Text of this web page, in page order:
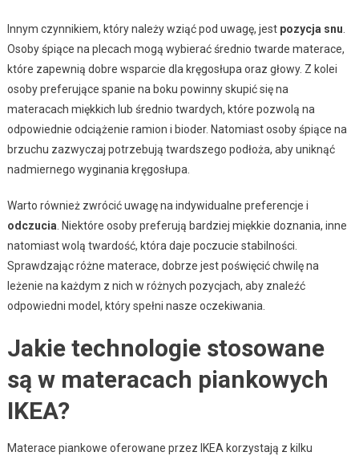
Innym czynnikiem, który należy wziąć pod uwagę, jest pozycja snu
Osoby śpiące na plecach mogą wybierać średnio twarde materace,
które zapewnią dobre wsparcie dla kręgosłupa oraz głowy. Z kolei
osoby preferujące spanie na boku powinny skupić się na
materacach miękkich lub średnio twardych, które pozwolą na
odpowiednie odciążenie ramion i bioder. Natomiast osoby śpiące na
brzuchu zazwyczaj potrzebują twardszego podłoża, aby uniknąć
nadmiernego wyginania kręgosłupa.
Warto również zwrócić uwagę na indywidualne preferencje i
odczucia . Niektóre osoby preferują bardziej miękkie doznania, inne
natomiast wolą twardość, która daje poczucie stabilności.
Sprawdzając różne materace, dobrze jest poświęcić chwilę na
leżenie na każdym z nich w różnych pozycjach, aby znaleźć
odpowiedni model, który spełni nasze oczekiwania.
Jakie technologie stosowane
są w materacach piankowych
IKEA?
Materace piankowe oferowane przez IKEA korzystają z kilku